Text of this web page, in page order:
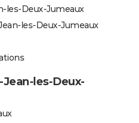
les-Deux-Jumeaux
les-Deux-Jumeaux
Jean-les-Deux-